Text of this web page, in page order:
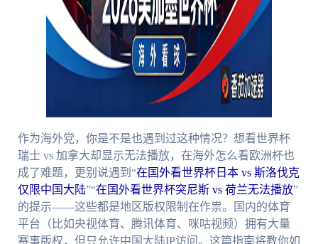
作为海外党，你是不是也遇到过这种情况？想看世界杯
瑞士 vs 加拿大却显示无法播放，在海外怎么看欧洲杯也
成了难题，更别说遇到“在国外看世界杯日本 vs 斯洛伐克
仅限中国大陆”“在国外看世界杯突尼斯 vs 荷兰无法播放”
的提示——这些都是地区版权限制在作祟。国内的体育
平台（比如央视体育、腾讯体育、咪咕视频）拥有大量
赛事版权，但只允许中国大陆IP访问。这篇指南将教你如